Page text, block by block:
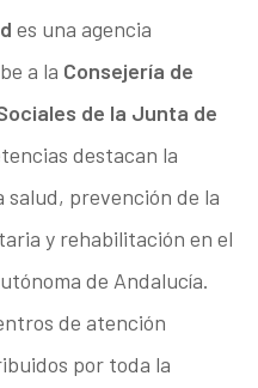
es una agencia
a la Consejería de
de la Junta de
destacan la
prevención de la
y rehabilitación en el
de Andalucía.
de atención
por toda la